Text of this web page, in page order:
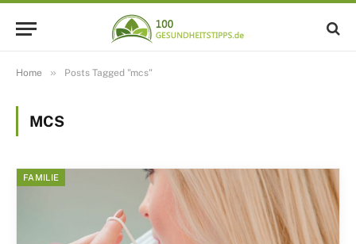
Home » Posts Tagged "mcs"
MCS
FAMILIE